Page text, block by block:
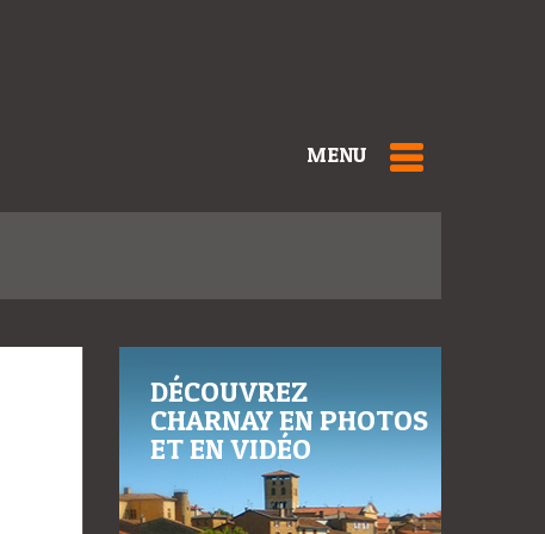
MENU
DÉCOUVREZ
CHARNAY EN PHOTOS
ET EN VIDÉO